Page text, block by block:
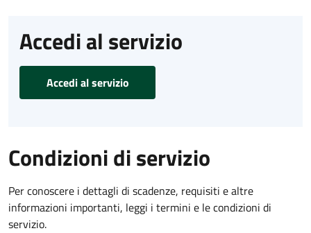
Accedi al servizio
Accedi al servizio
Condizioni di servizio
Per conoscere i dettagli di scadenze, requisiti e altre
informazioni importanti, leggi i termini e le condizioni di
servizio.